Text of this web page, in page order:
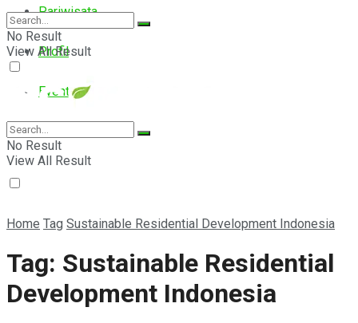
Pariwisata
Profil
Event
E-Magazine
No Result
View All Result
No Result
View All Result
Home Tag Sustainable Residential Development Indonesia
Tag: Sustainable Residential
Development Indonesia